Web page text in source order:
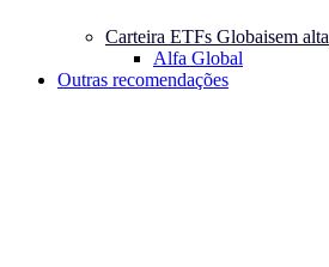
Carteira ETFs Globaisem alta
Alfa Global
Outras recomendações